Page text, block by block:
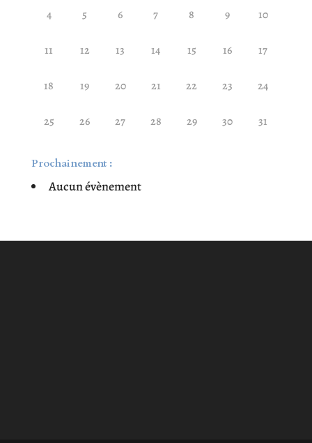
4 5 6 7 8 9 10
11 12 13 14 15 16 17
18 19 20 21 22 23 24
25 26 27 28 29 30 31
Prochainement :
Aucun évènement